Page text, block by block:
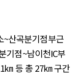
~산곡분기점부근
기점~남이천IC부
㎞ 등 총 27㎞ 구간